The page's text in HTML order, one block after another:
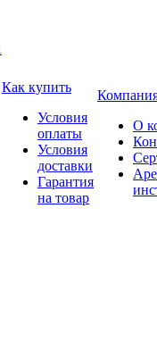
Как купить
Условия
оплаты
Условия
доставки
Гарантия
на товар
О